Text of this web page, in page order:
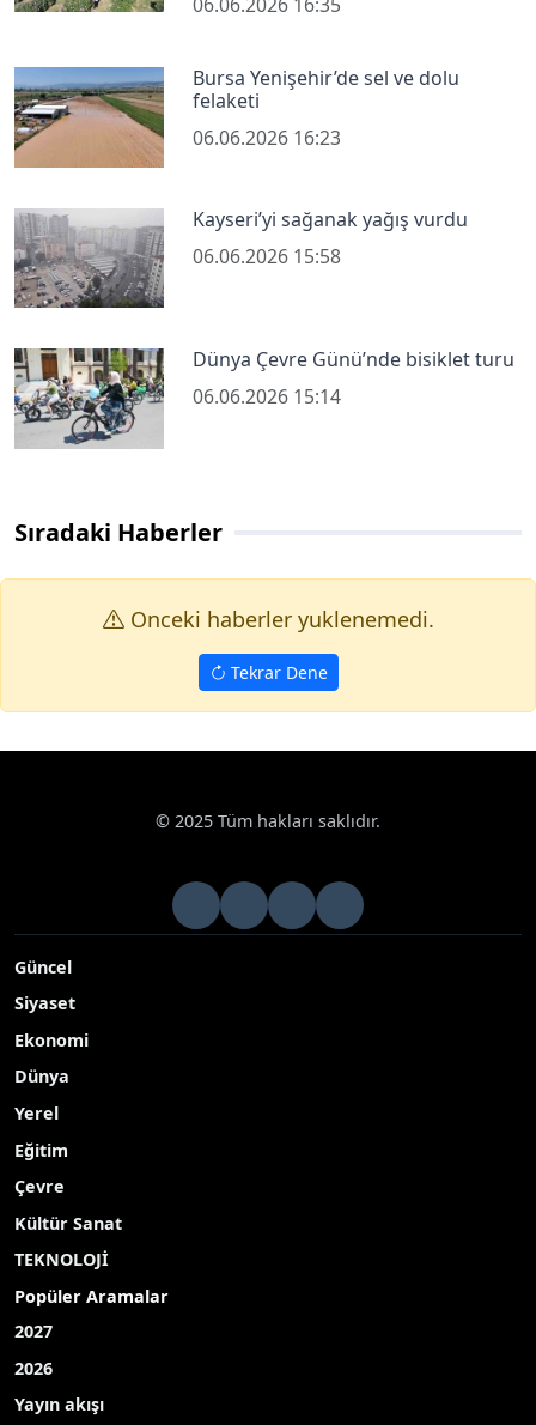
Bursa Yenişehir’de sel ve dolu
felaketi
06.06.2026 16:23
Kayseri’yi sağanak yağış vurdu
06.06.2026 15:58
Dünya Çevre Günü’nde bisiklet turu
06.06.2026 15:14
Sıradaki Haberler
Onceki haberler yuklenemedi.
Tekrar Dene
© 2025 Tüm hakları saklıdır.
Güncel
Siyaset
Ekonomi
Dünya
Yerel
Eğitim
Çevre
Kültür Sanat
TEKNOLOJİ
Popüler Aramalar
2027
2026
Yayın akışı